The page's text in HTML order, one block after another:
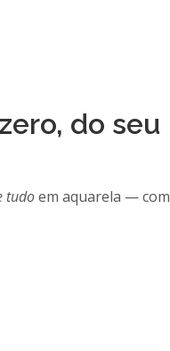
do seu
tudoem aquarela — com